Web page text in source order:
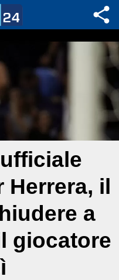
il
a
giocatore